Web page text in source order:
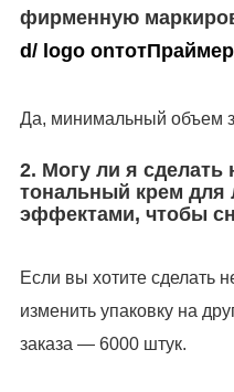
фирменную
d/ logo onтот
Да, минимальный объем
2. Могу ли я сделать
тональный крем для
эффектами, чтобы
Если вы хотите сделать
изменить упаковку на
заказа — 6000 штук.